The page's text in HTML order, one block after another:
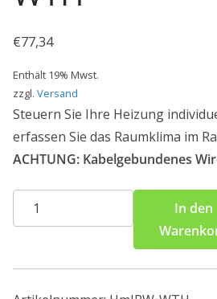
€77,34
Enthält 19% Mwst.
zzgl. Versand
Steuern Sie Ihre Heizung
erfassen Sie das Raumklima im
ACHTUNG: Kabelgebundenes
Homematic
IP
Smart
In den